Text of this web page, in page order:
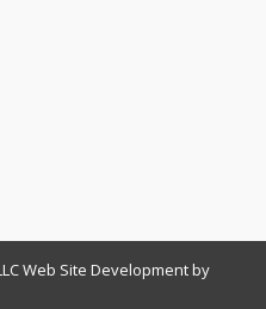
Web Site Development by